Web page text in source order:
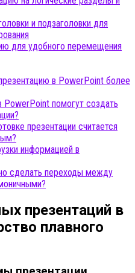
и подзаголовки для
для удобного перемещения
в PowerPoint более
PowerPoint помогут создать
презентации считается
информацией в
сделать переходы между
презентаций в
плавного